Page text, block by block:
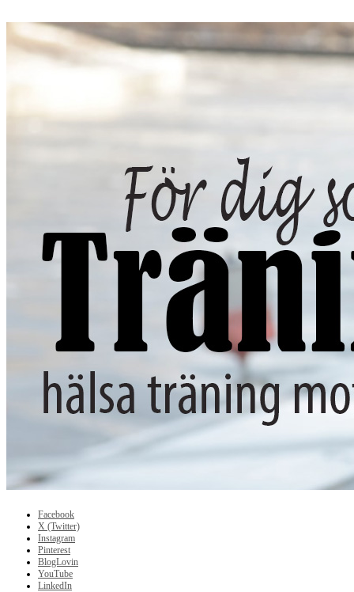
Facebook
X (Twitter)
Instagram
Pinterest
BlogLovin
YouTube
LinkedIn